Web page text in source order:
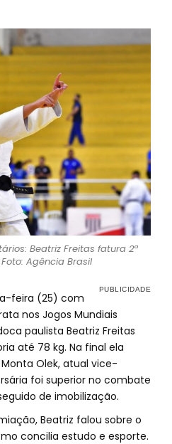
Beatriz Freitas fatura 2ª
Agência Brasil
feira (25) com
nos Jogos Mundiais
paulista Beatriz Freitas
até 78 kg. Na final ela
Olek, atual vice-
foi superior no combate
de imobilização.
Beatriz falou sobre o
concilia estudo e esporte.